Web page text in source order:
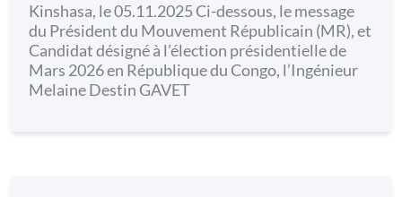
Kinshasa, le 05.11.2025 Ci-dessous, le message
du Président du Mouvement Républicain (MR), et
Candidat désigné à l’élection présidentielle de
Mars 2026 en République du Congo, l’Ingénieur
Melaine Destin GAVET